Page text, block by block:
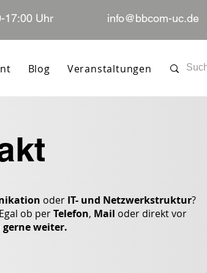
17:00 Uhr info@bbcom-uc.de
Blog Veranstaltungen
oder IT- und Netzwerkstruktur?
ob perTelefon, Mail oder direkt vor
weiter.